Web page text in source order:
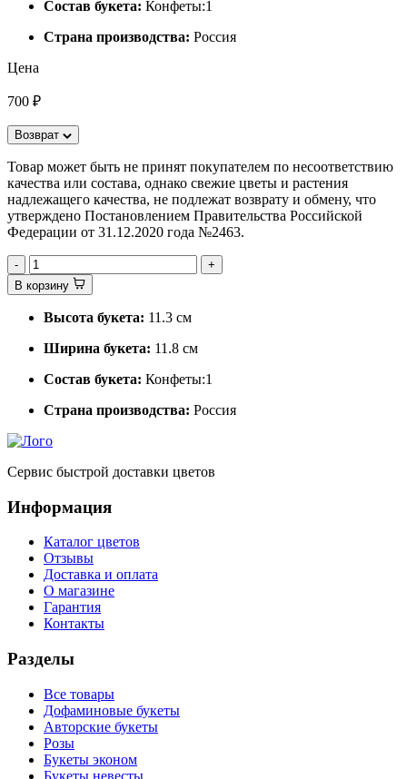
Состав букета: Конфеты:1
Страна производства: Россия
Цена
700 ₽
Возврат
Товар может быть не принят покупателем по несоответствию
качества или состава, однако свежие цветы и растения
надлежащего качества, не подлежат возврату и обмену, что
утверждено Постановлением Правительства Российской
Федерации от 31.12.2020 года №2463.
-
+
В корзину
Высота букета: 11.3 см
Ширина букета: 11.8 см
Состав букета: Конфеты:1
Страна производства: Россия
Сервис быстрой доставки цветов
Информация
Каталог цветов
Отзывы
Доставка и оплата
О магазине
Гарантия
Контакты
Разделы
Все товары
Дофаминовые букеты
Авторские букеты
Розы
Букеты эконом
Букеты невесты